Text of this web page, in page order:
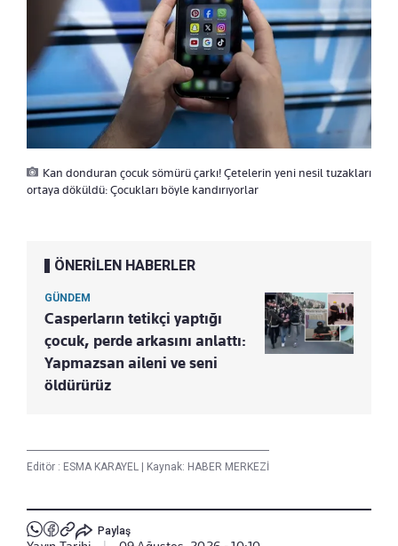
Kan donduran çocuk sömürü çarkı! Çetelerin yeni nesil tuzakları
ortaya döküldü: Çocukları böyle kandırıyorlar
ÖNERİLEN HABERLER
GÜNDEM
Casperların tetikçi yaptığı
çocuk, perde arkasını anlattı:
Yapmazsan aileni ve seni
öldürürüz
Editör : ESMA KARAYEL Kaynak: HABER MERKEZİ
Paylaş